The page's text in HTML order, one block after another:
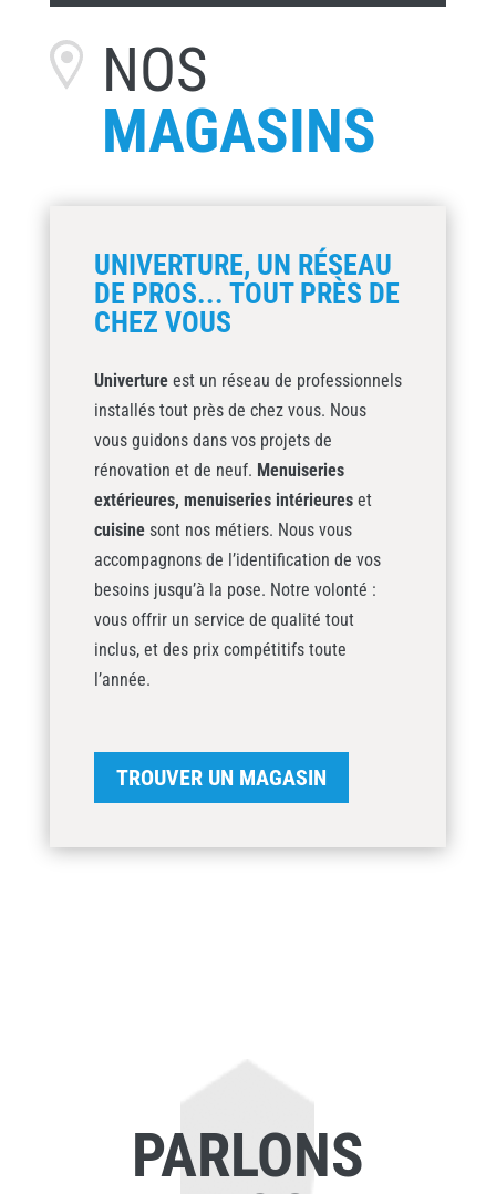
NOS
MAGASINS
UNIVERTURE, UN RÉSEAU
DE PROS... TOUT PRÈS DE
CHEZ VOUS
Univertureest un réseau de professionnels
installés tout près de chez vous. Nous
vous guidons dans vos projets de
rénovation et de neuf. Menuiseries
extérieures, menuiseries intérieureset
cuisinesont nos métiers. Nous vous
accompagnons de l’identification de vos
besoins jusqu’à la pose. Notre volonté :
vous offrir un service de qualité tout
inclus, et des prix compétitifs toute
l’année.
TROUVER UN MAGASIN
PARLONS